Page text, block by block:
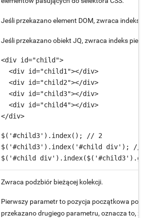
Jeśli przekazano element DOM, zwraca indeks
Jeśli przekazano obiekt JQ, zwraca indeks
<div id="child">
  <div id="child1"></div>
  <div id="child2"></div>
  <div id="child3"></div>
  <div id="child4"></div>
</div>
$('#child3').index(); // 2
$('#child3').index('#child div'); //
$('#child
Zwraca podzbiór bieżącej kolekcji.
Pierwszy parametr to pozycja początkowa
przekazano drugiego parametru, oznacza to,